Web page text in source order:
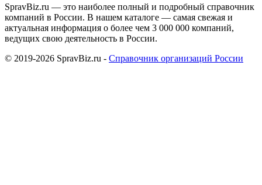
SpravBiz.ru — это наиболее полный и подробный справочник
компаний в России. В нашем каталоге — самая свежая и
актуальная информация о более чем 3 000 000 компаний,
ведущих свою деятельность в России.
© 2019-2026 SpravBiz.ru - Справочник организаций России